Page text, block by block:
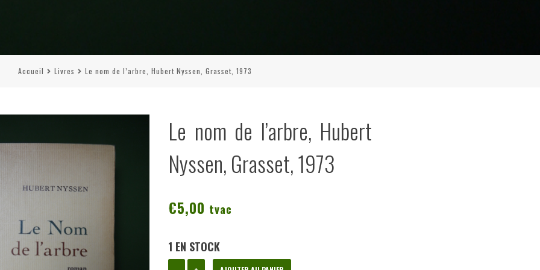
Accueil Livres Le nom de l’arbre, Hubert Nyssen, Grasset, 1973
Le nom de l’arbre, Hubert
Nyssen, Grasset, 1973
€5,00 tvac
1 EN STOCK